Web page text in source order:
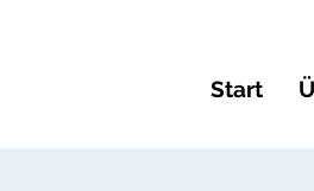
Start